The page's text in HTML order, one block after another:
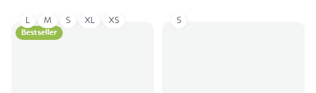
Bestseller
L M S XL XS S